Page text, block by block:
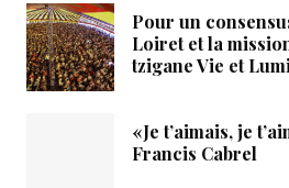
Pour un
Loiret et la
tzigane Vie et
«Je t’aimais, je
Francis Cabrel